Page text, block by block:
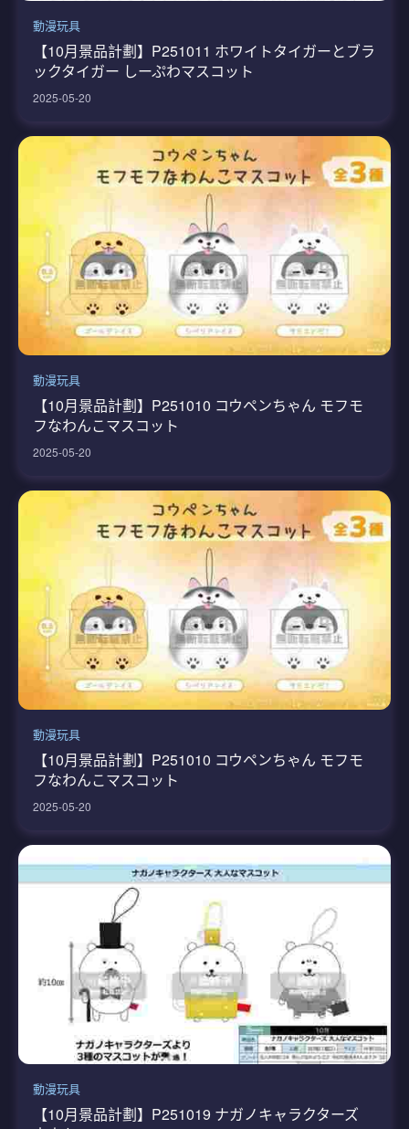
動漫玩具
【10月景品計劃】P251011 ホワイトタイガーとブラ
ックタイガー しーぷわマスコット
2025-05-20
動漫玩具
【10月景品計劃】P251010 コウペンちゃん モフモ
フなわんこマスコット
2025-05-20
動漫玩具
【10月景品計劃】P251010 コウペンちゃん モフモ
フなわんこマスコット
2025-05-20
動漫玩具
【10月景品計劃】P251019 ナガノキャラクターズ